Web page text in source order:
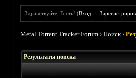
Здравствуйте, Гость! (Вход —
Metal Torrent Tracker Forum ›Поиск ›
Результаты поиска